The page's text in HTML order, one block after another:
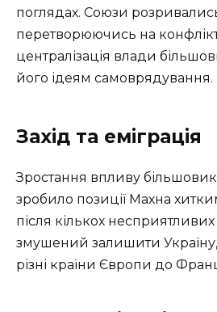
поглядах. Союзи
перетворюючись на
централізація влади
його ідеям самоврядування.
Захід та еміграція
Зростання впливу
зробило позиції Махна
після кількох
змушений залишити
різні країни Європи до